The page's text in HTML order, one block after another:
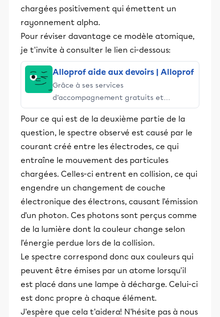
chargées positivement qui émettent un
rayonnement alpha.
Pour réviser davantage ce modèle atomique,
je t'invite à consulter le lien ci-dessous:
Alloprof aide aux devoirs | Alloprof
Grâce à ses services
d’accompagnement gratuits et
stimulants, Alloprof engage les élèves
et leurs parents dans la réussite
éducative.
Pour ce qui est de la deuxième partie de la
question, le spectre observé est causé par le
courant créé entre les électrodes, ce qui
entraîne le mouvement des particules
chargées. Celles-ci entrent en collision, ce qui
engendre un changement de couche
électronique des électrons, causant l'émission
d'un photon. Ces photons sont perçus comme
de la lumière dont la couleur change selon
l'énergie perdue lors de la collision.
Le spectre correspond donc aux couleurs qui
peuvent être émises par un atome lorsqu'il
est placé dans une lampe à décharge. Celui-ci
est donc propre à chaque élément.
J'espère que cela t'aidera! N'hésite pas à nous